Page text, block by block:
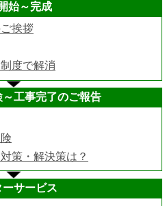
始～完成
挨拶
度で解消
工事完了のご報告
策・解決策は？
ーサービス